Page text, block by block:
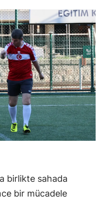
birlikte sahada
bir mücadele